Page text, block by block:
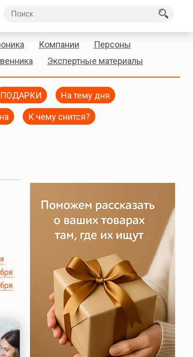
Компании
Персоны
Экспертные материалы
ПОДАРКИ На тему дня
К чему снится?